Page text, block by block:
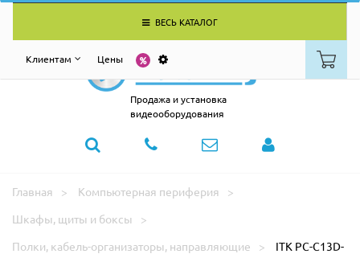
ВЕСЬ КАТАЛОГ
Клиентам Цены
Продажа и установка
видеооборудования
Главная
Компьютерная периферия
Шкафы, щиты и боксы
Полки, кабель-организаторы, направляющие
ITK PC-C13D-